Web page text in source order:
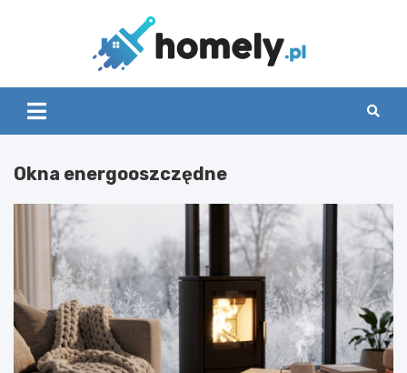
Okna energooszczędne